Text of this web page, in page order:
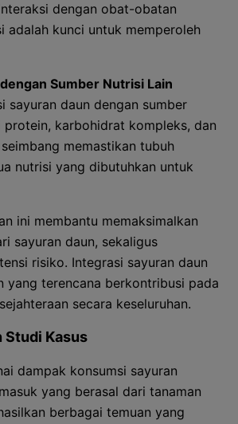
dengan obat-obatan
adalah kunci untuk memperoleh
Sumber Nutrisi Lain
sayuran daun dengan sumber
karbohidrat kompleks, dan
memastikan tubuh
nutrisi yang dibutuhkan untuk
ini membantu memaksimalkan
sayuran daun, sekaligus
risiko. Integrasi sayuran daun
yang terencana berkontribusi pada
secara keseluruhan.
Studi Kasus
dampak konsumsi sayuran
yang berasal dari tanaman
berbagai temuan yang